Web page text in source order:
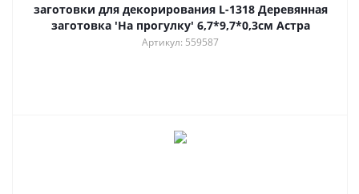
заготовки для декорирования L-1318 Деревянная
заготовка 'На прогулку' 6,7*9,7*0,3см Астра
Артикул: 559587